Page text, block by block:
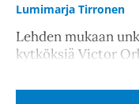
Lumimarja Tirronen
Lehden mukaan
kytköksiä Victor